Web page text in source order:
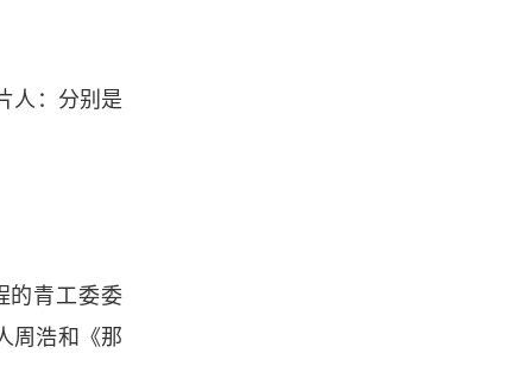
人：分别是
的青工委委
周浩和《那